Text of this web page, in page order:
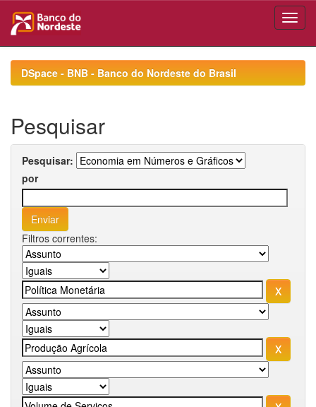
navigationDSpace - BNB - Banco do Nordeste do Brasil
Pesquisar
Pesquisar:
por
Filtros correntes: